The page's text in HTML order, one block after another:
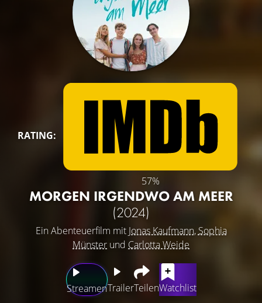
RATING:
57%
MORGEN IRGENDWO AM MEER
(2024)
Ein Abenteuerfilm mit Jonas Kaufmann,Sophia
Münster und Carlotta Weide
StreamenTrailerTeilenWatchlist